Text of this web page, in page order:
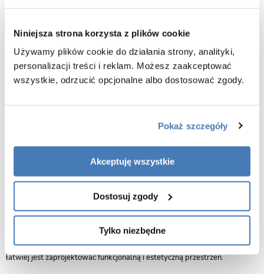
Niniejsza strona korzysta z plików cookie
Używamy plików cookie do działania strony, analityki,
personalizacji treści i reklam. Możesz zaakceptować
wszystkie, odrzucić opcjonalne albo dostosować zgody.
Pokaż szczegóły
Akceptuję wszystkie
Dostosuj zgody
Tylko niezbędne
Materiał: ceramika sanitarna
Kolor miski: biały + złoty pasek
Rodzaj deski: wolnoopadająca
Kolor deski: biały
Łatwe wypinanie: tak
Rysunek techniczny miska Yuzu
Miski podwieszane charakteryzują się nowoczesnym i
eleganckim wyglądem. Ich minimalistyczny design sprawia, że łazienka
wydaje się większa i bardziej przestronna. Dzięki zastosowaniu wysokiej
dekoracyjny. Miski WC są idealnym rozwiązaniem dla małych łazienek,
ponieważ zajmują mniej miejsca niż tradycyjne miski stojące. Dzięki temu
łatwiej jest zaprojektować funkcjonalną i estetyczną przestrzeń.